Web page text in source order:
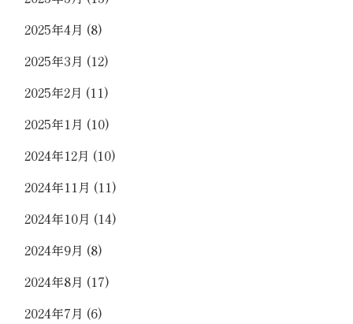
2025年4月 (8)
2025年3月 (12)
2025年2月 (11)
2025年1月 (10)
2024年12月 (10)
2024年11月 (11)
2024年10月 (14)
2024年9月 (8)
2024年8月 (17)
2024年7月 (6)